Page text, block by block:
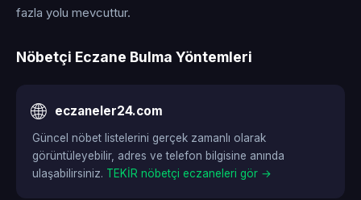
fazla yolu mevcuttur.
Nöbetçi Eczane Bulma Yöntemleri
🌐 eczaneler24.com
Güncel nöbet listelerini gerçek zamanlı olarak
görüntüleyebilir, adres ve telefon bilgisine anında
ulaşabilirsiniz. TEKİR nöbetçi eczaneleri gör →